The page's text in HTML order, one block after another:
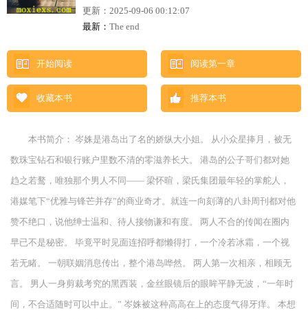
更新： 2025-09-06 00:12:07
最新： The end
开始阅读 阅读第一章
收藏本书 推荐本书
本书简介： 岑姝是港岛出了名的娇纵大小姐。 从小众星捧月，被无
数珠宝钻石和银行账户里数不清的零滋养长大。 港岛的公子哥们都对她
趋之若鹜，唯独那个男人不同—— 梁怀暄，梁氏集团最年轻的掌舵人，
港媒笔下“优雅与锋芒并存”的商业奇才。就连一向刻薄的八卦周刊都对他
赞不绝口，说他绅士温和、待人接物谦和有度。 两人不合的传闻在圈内
早已不是秘密。 毕竟平时见面连招呼都懒得打，一个冷若冰霜，一个视
若无睹。 一朝联姻消息传出，整个港岛哗然。 两人第一次相亲，相顾无
言。 男人一身剪裁考究的黑西装，金丝眼镜后的眼眸平静无波，“一年时
间，不合适随时可以中止。” 岑姝被这种高高在上的态度气得牙痒。 本想